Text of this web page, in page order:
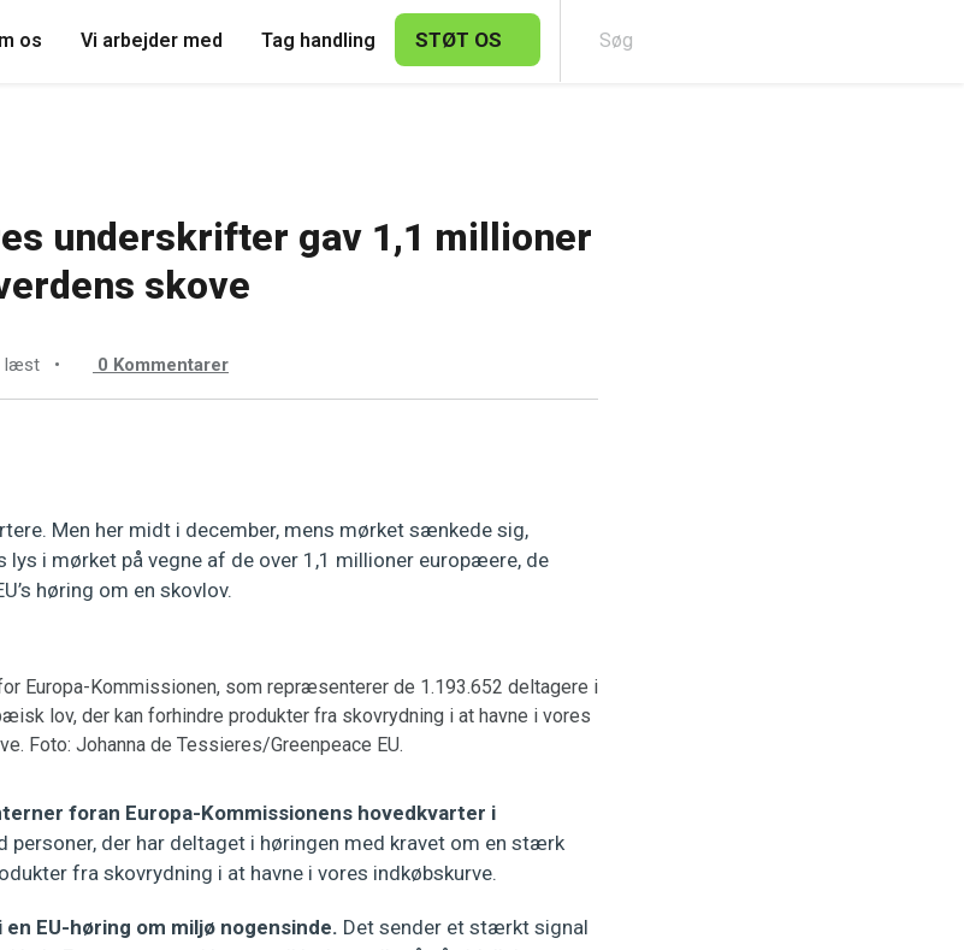
os Vi arbejder med Tag handling STØT OS
underskrifter gav 1,1 millioner
skove
læst • 0 Kommentarer
Men her midt i december, mens mørket sænkede sig,
i mørket på vegne af de over 1,1 millioner europæere, de
høring om en skovlov.
Europa-Kommissionen, som repræsenterer de 1.193.652 deltagere i
lov, der kan forhindre produkter fra skovrydning i at havne i vores
Foto: Johanna de Tessieres/Greenpeace EU.
foran Europa-Kommissionens hovedkvarter i
personer, der har deltaget i høringen med kravet om en stærk
fra skovrydning i at havne i vores indkøbskurve.
EU-høring om miljø nogensinde. Det sender et stærkt signal